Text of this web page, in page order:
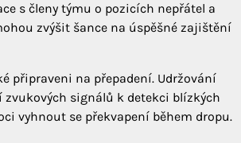
s členy týmu o pozicích nepřátel a
zvýšit šance na úspěšné zajištění
připraveni na přepadení. Udržování
zvukových signálů k detekci blízkých
vyhnout se překvapení během dropu.